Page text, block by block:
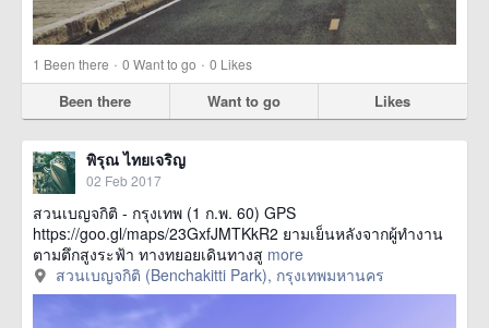
1 Been there · 0 Want to go · 0 Likes
Been there Want to go Likes
พิรุณ ไทยเจริญ
02 Feb 2017
สวนเบญจกิติ - กรุงเทพ (1 ก.พ. 60) GPS
https://goo.gl/maps/23GxfJMTKkR2 ยามเย็นหลังจากผู้ทำงาน
ตามตึกสูงระฟ้า ทางทยอยเดินทางสู more
สวนเบญจกิติ (Benchakitti Park), กรุงเทพมหานคร